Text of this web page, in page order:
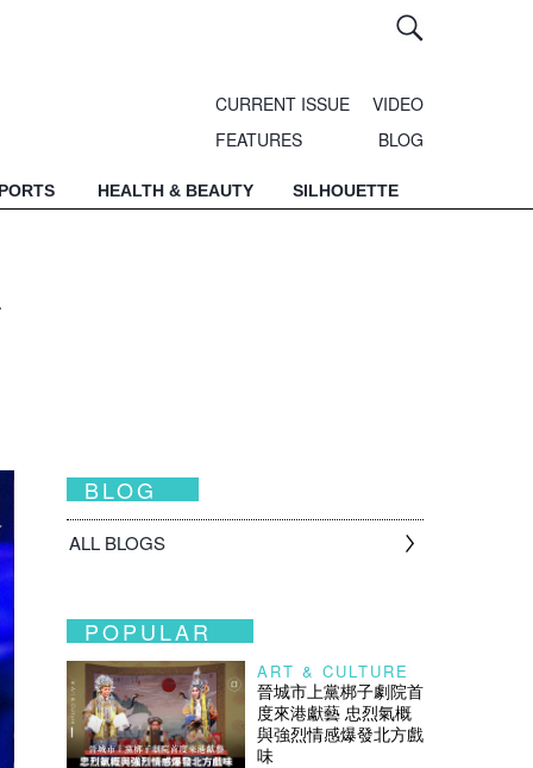
CURRENT ISSUE
VIDEO
FEATURES
BLOG
HEALTH & BEAUTY SILHOUETTE
BLOG
ALL BLOGS
POPULAR
ART & CULTURE
晉城市上黨梆子劇院首
度來港獻藝 忠烈氣概
與強烈情感爆發北方戲
味